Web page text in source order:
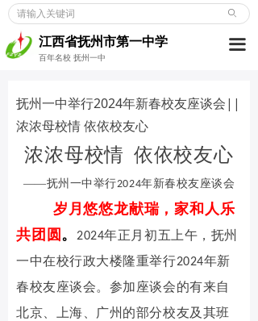
江西省抚州市第一中学
百年名校 抚州一中
ꄙ
끀
首页
学校概况
党建博览
教师发展
学生成长
德育天地
招考信息
合作交流
抚州一中举行2024年新春校友座谈会||
浓浓母校情 依依校友心
浓浓母校情 依依校友心
——抚州一中举行2024年新春校友座谈会
岁月悠悠龙献瑞，家和人乐
共团圆 。2024年正月初五上午，抚州
一中在校行政大楼隆重举行2024年新
春校友座谈会。参加座谈会的有来自
北京、上海、广州的部分校友及其班